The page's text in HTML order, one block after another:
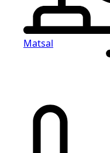
Matsal